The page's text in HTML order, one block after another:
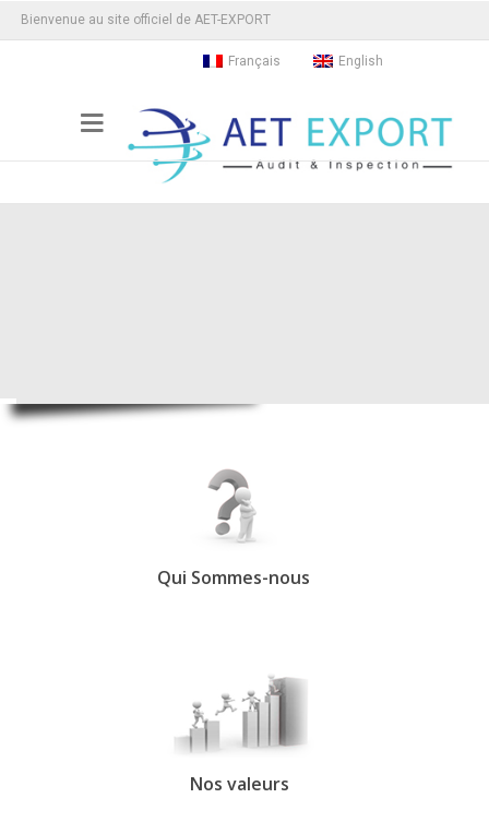
Bienvenue au site officiel de AET-EXPORT
Français English
Qui Sommes-nous
Nos valeurs